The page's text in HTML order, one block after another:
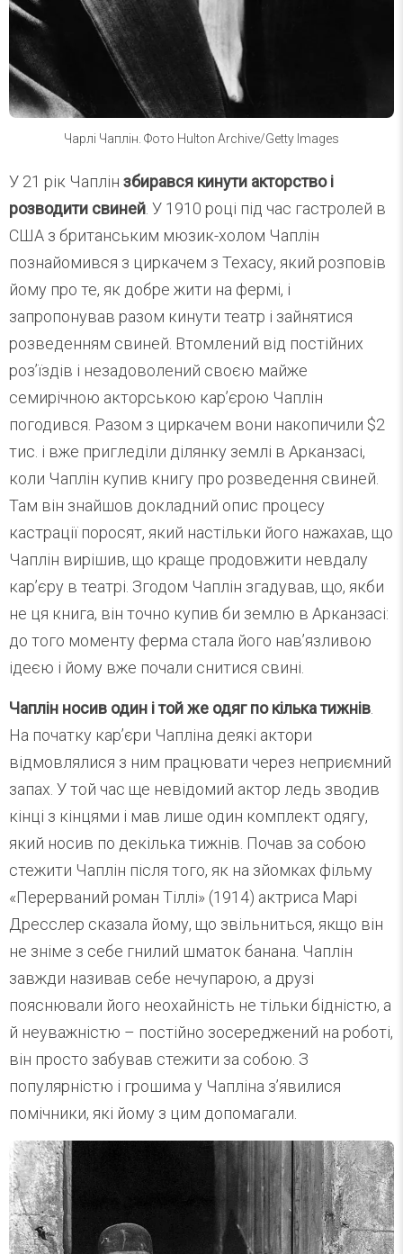
Чарлі Чаплін. Фото Hulton Archive/Getty Images
У 21 рік Чаплін збирався кинути акторство і
розводити свиней. У 1910 році під час гастролей в
США з британським мюзик-холом Чаплін
познайомився з циркачем з Техасу, який розповів
йому про те, як добре жити на фермі, і
запропонував разом кинути театр і зайнятися
розведенням свиней. Втомлений від постійних
роз’їздів і незадоволений своєю майже
семирічною акторською кар’єрою Чаплін
погодився. Разом з циркачем вони накопичили $2
тис. і вже пригледіли ділянку землі в Арканзасі,
коли Чаплін купив книгу про розведення свиней.
Там він знайшов докладний опис процесу
кастрації поросят, який настільки його нажахав, що
Чаплін вирішив, що краще продовжити невдалу
кар’єру в театрі. Згодом Чаплін згадував, що, якби
не ця книга, він точно купив би землю в Арканзасі:
до того моменту ферма стала його нав’язливою
ідеєю і йому вже почали снитися свині.
Чаплін носив один і той же одяг по кілька тижнів.
На початку кар’єри Чапліна деякі актори
відмовлялися з ним працювати через неприємний
запах. У той час ще невідомий актор ледь зводив
кінці з кінцями і мав лише один комплект одягу,
який носив по декілька тижнів. Почав за собою
стежити Чаплін після того, як на зйомках фільму
«Перерваний роман Тіллі» (1914) актриса Марі
Дресслер сказала йому, що звільниться, якщо він
не зніме з себе гнилий шматок банана. Чаплін
завжди називав себе нечупарою, а друзі
пояснювали його неохайність не тільки бідністю, а
й неуважністю – постійно зосереджений на роботі,
він просто забував стежити за собою. З
популярністю і грошима у Чапліна з’явилися
помічники, які йому з цим допомагали.